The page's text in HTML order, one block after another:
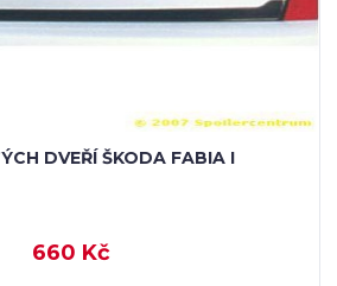
DVEŘÍ ŠKODA FABIA I
660 Kč